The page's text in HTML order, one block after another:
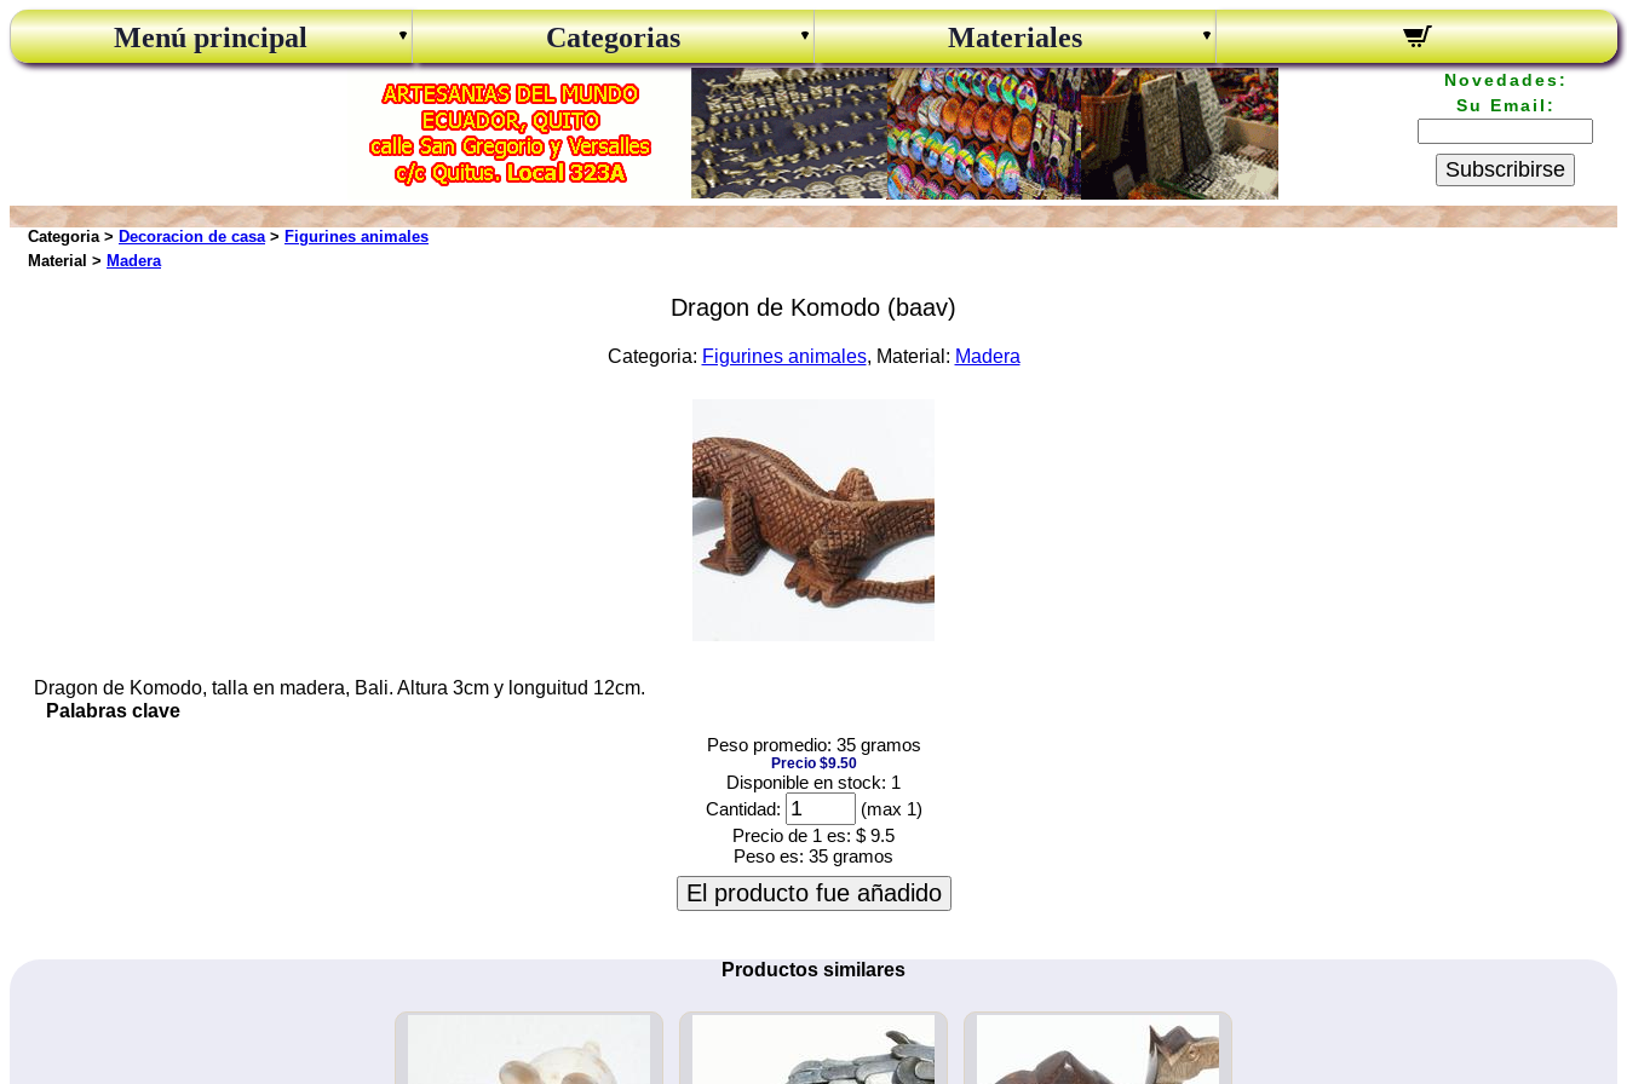
Menú principal Categorias Materiales
Novedades:
Su Email:
Subscribirse
Categoria > Decoracion de casa> Figurines animales
Material > Madera
Dragon de Komodo (baav)
Categoria: Figurines animales, Material: Madera
Dragon de Komodo, talla en madera, Bali. Altura 3cm y longuitud 12cm.
Palabras clave
Peso promedio: 35 gramos
Precio $9.50
Disponible en stock: 1
Cantidad:
(max 1)
Precio de 1 es: $ 9.5
Peso es: 35 gramos
El producto fue añadido
Productos similares